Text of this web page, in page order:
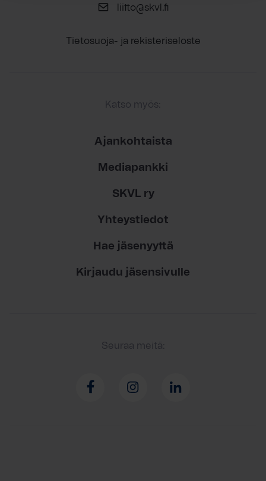
liitto@skvl.fi
Tietosuoja- ja rekisteriseloste
Katso myös:
Ajankohtaista
Mediapankki
SKVL ry
Yhteystiedot
Hae jäsenyyttä
Kirjaudu jäsensivulle
Seuraa meitä: